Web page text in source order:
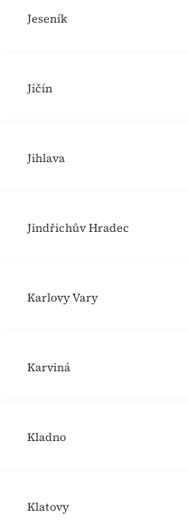
Jeseník
Jičín
Jihlava
Jindřichův Hradec
Karlovy Vary
Karviná
Kladno
Klatovy